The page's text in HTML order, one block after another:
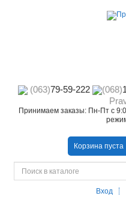
(063)79-59-222 (068)
Принимаем заказы: Пн-Пт с
Корзина пуста
Вход